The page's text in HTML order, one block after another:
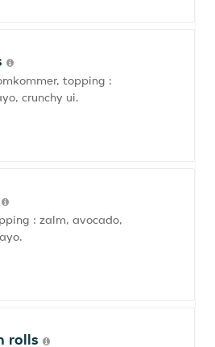
topping :
crunchy ui.
: zalm, avocado,
rolls